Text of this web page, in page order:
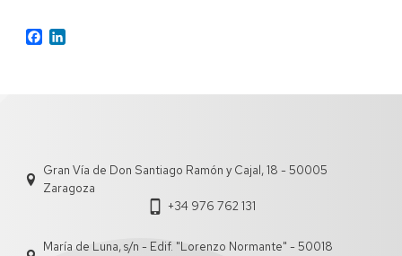
Facebook
Gran Vía de Don Santiago Ramón y Cajal, 18 - 50005
Zaragoza
+34 976 762 131
María de Luna, s/n - Edif. "Lorenzo Normante" - 50018